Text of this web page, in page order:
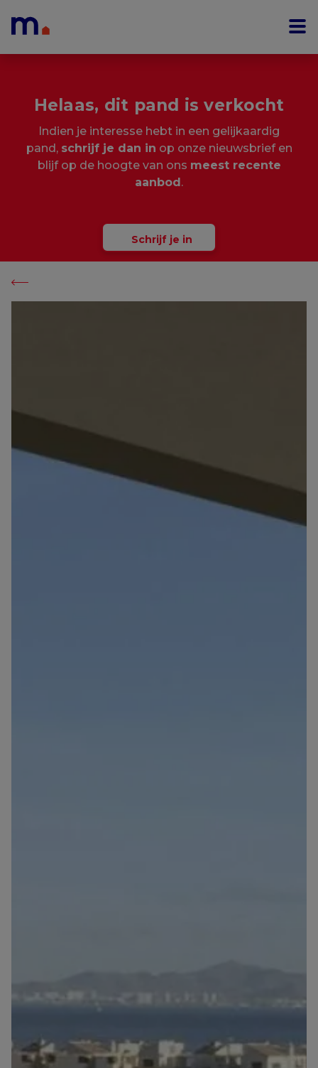
Helaas, dit pand is verkocht
Indien je interesse hebt in een gelijkaardig
pand, schrijf je dan in op onze nieuwsbrief en
blijf op de hoogte van ons meest recente
aanbod.
Schrijf je in